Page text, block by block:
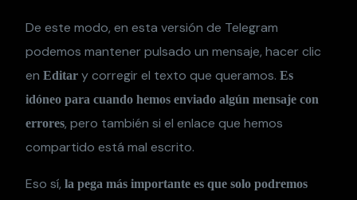
De este modo, en esta versión de Telegram
podemos mantener pulsado un mensaje, hacer clic
enEditar y corregir el texto que queramos.Es
idóneo para cuando hemos enviado algún mensaje con
errores, pero también si el enlace que hemos
compartido está mal escrito.
Eso sí,la pega más importante es que solo podremos